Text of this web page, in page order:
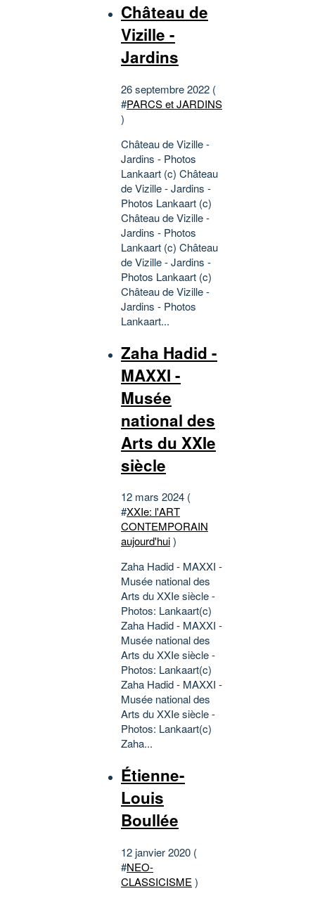
Château de
Vizille -
Jardins
26 septembre 2022 (
#PARCS et JARDINS
)
Château de Vizille -
Jardins - Photos
Lankaart (c) Château
de Vizille - Jardins -
Photos Lankaart (c)
Château de Vizille -
Jardins - Photos
Lankaart (c) Château
de Vizille - Jardins -
Photos Lankaart (c)
Château de Vizille -
Jardins - Photos
Lankaart...
Zaha Hadid -
MAXXI -
Musée
national des
Arts du XXIe
siècle
12 mars 2024 (
#XXIe: l'ART
CONTEMPORAIN
aujourd'hui)
Zaha Hadid - MAXXI -
Musée national des
Arts du XXIe siècle -
Photos: Lankaart(c)
Zaha Hadid - MAXXI -
Musée national des
Arts du XXIe siècle -
Photos: Lankaart(c)
Zaha Hadid - MAXXI -
Musée national des
Arts du XXIe siècle -
Photos: Lankaart(c)
Zaha...
Étienne-
Louis
Boullée
12 janvier 2020 (
#NEO-
CLASSICISME )